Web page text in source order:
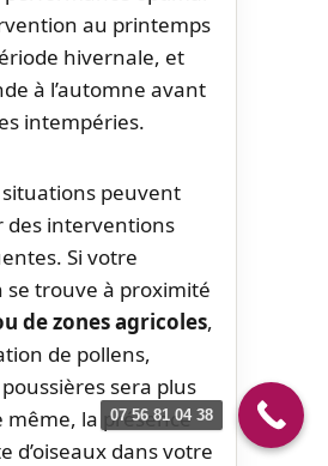
au printemps
hivernale, et
à l’automne avant
intempéries.
peuvent
des interventions
Si votre
se trouve à proximité
de zones agricoles,
de pollens,
sera plus
même, la présence
d’oiseaux dans votre
07 56 81 04 38